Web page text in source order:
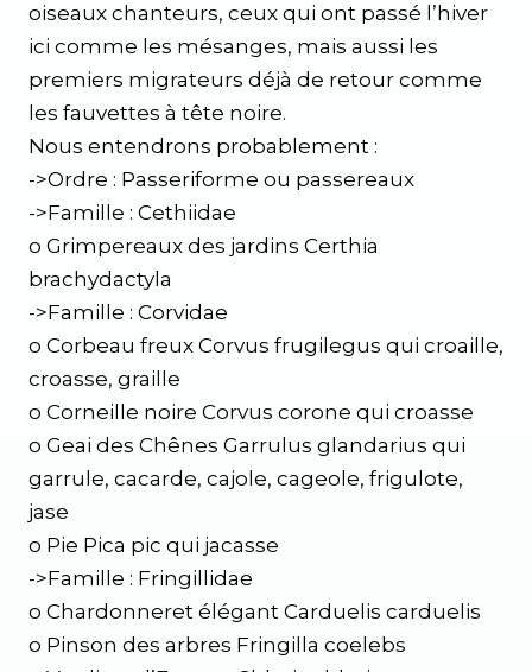
oiseaux chanteurs, ceux qui ont passé l’hiver
ici comme les mésanges, mais aussi les
premiers migrateurs déjà de retour comme
les fauvettes à tête noire.
Nous entendrons probablement :
->Ordre : Passeriforme ou passereaux
->Famille : Cethiidae
o Grimpereaux des jardins Certhia
brachydactyla
->Famille : Corvidae
o Corbeau freux Corvus frugilegus qui croaille,
croasse, graille
o Corneille noire Corvus corone qui croasse
o Geai des Chênes Garrulus glandarius qui
garrule, cacarde, cajole, cageole, frigulote,
jase
o Pie Pica pic qui jacasse
->Famille : Fringillidae
o Chardonneret élégant Carduelis carduelis
o Pinson des arbres Fringilla coelebs